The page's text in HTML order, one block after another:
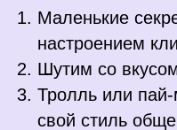
Маленькие
настроением
Шутим со
Тролль или пай-
свой стиль